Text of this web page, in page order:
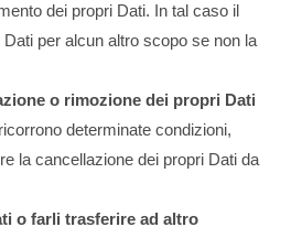
dei propri Dati. In tal caso il
Dati per alcun altro scopo se non la
o rimozione dei propri Dati
determinate condizioni,
la cancellazione dei propri Dati da
o farli trasferire ad altro